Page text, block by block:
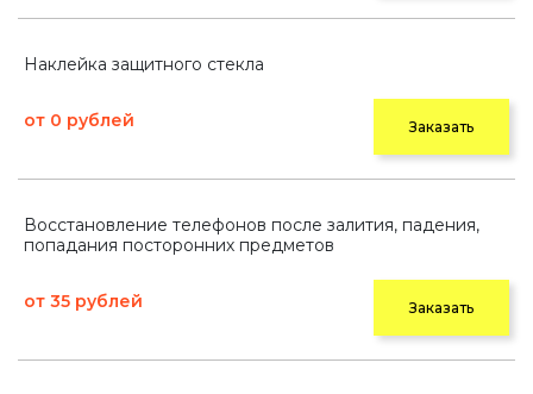
Наклейка защитного стекла
от 0 рублей Заказать
Восстановление телефонов после залития, падения,
попадания посторонних предметов
от 35 рублей Заказать